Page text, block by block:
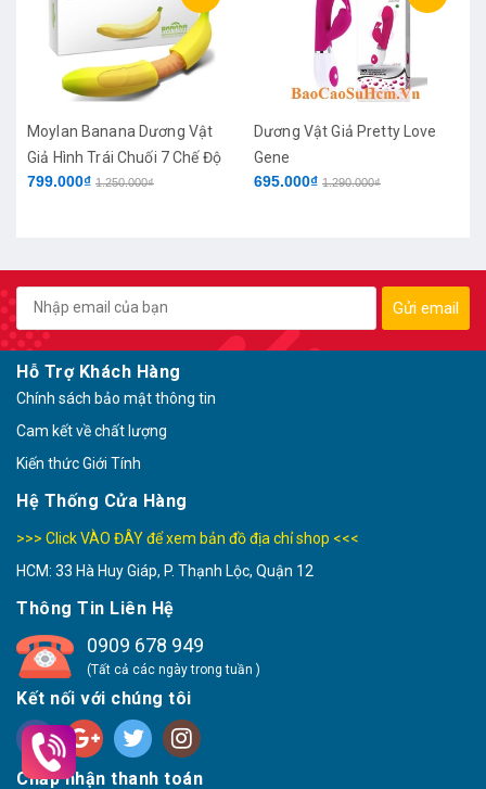
Moylan Banana Dương Vật
Giả Hình Trái Chuối 7 Chế Độ
Rung
799.000₫ 1.250.000₫
Dương Vật Giả Pretty Love
Gene
695.000₫ 1.290.000₫
Gửi email
Hỗ Trợ Khách Hàng
Chính sách bảo mật thông tin
Cam kết về chất lượng
Kiến thức Giới Tính
Hệ Thống Cửa Hàng
>>> Click VÀO ĐÂY để xem bản đồ địa chỉ shop <<<
HCM: 33 Hà Huy Giáp, P. Thạnh Lộc, Quận 12
Thông Tin Liên Hệ
0909 678 949
(Tất cả các ngày trong tuần )
Kết nối với chúng tôi
Chấp nhận thanh toán